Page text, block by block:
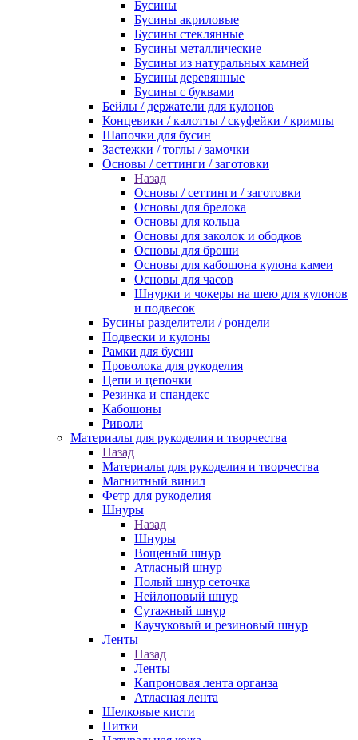
Бусины
Бусины акриловые
Бусины стеклянные
Бусины металлические
Бусины из натуральных камней
Бусины деревянные
Бусины с буквами
Бейлы / держатели для кулонов
Концевики / калотты / скуфейки / кримпы
Шапочки для бусин
Застежки / тоглы / замочки
Основы / сеттинги / заготовки
Назад
Основы / сеттинги / заготовки
Основы для брелока
Основы для кольца
Основы для заколок и ободков
Основы для броши
Основы для кабошона кулона камеи
Основы для часов
Шнурки и чокеры на шею для кулонов
и подвесок
Бусины разделители / рондели
Подвески и кулоны
Рамки для бусин
Проволока для рукоделия
Цепи и цепочки
Резинка и спандекс
Кабошоны
Риволи
Материалы для рукоделия и творчества
Назад
Материалы для рукоделия и творчества
Магнитный винил
Фетр для рукоделия
Шнуры
Назад
Шнуры
Вощеный шнур
Атласный шнур
Полый шнур сеточка
Нейлоновый шнур
Сутажный шнур
Каучуковый и резиновый шнур
Ленты
Назад
Ленты
Капроновая лента органза
Атласная лента
Шелковые кисти
Нитки